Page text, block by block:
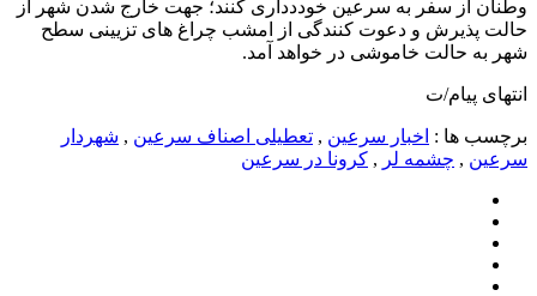
وطنان از سفر به سرعین خوددداری کنند؛ جهت خارج شدن شهر از
حالت پذیرش و دعوت کنندگی از امشب چراغ های تزیینی سطح
شهر به حالت خاموشی در خواهد آمد.
انتهای پیام/ت
برچسب ها : اخبار سرعین , تعطیلی اصناف سرعین , شهردار
سرعین , چشمه لر , کرونا در سرعین